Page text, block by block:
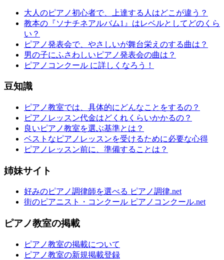
大人のピアノ初心者で、上達する人はどこが違う？
教本の『ソナチネアルバム1』はレベルとしてどのくら
い？
ピアノ発表会で、やさしいが舞台栄えのする曲は？
男の子にふさわしいピアノ発表会の曲は？
ピアノコンクール に詳しくなろう！
豆知識
ピアノ教室では、具体的にどんなことをするの？
ピアノレッスン代金はどくれくらいかかるの？
良いピアノ教室を選ぶ基準とは？
ベストなピアノレッスンを受けるために必要な心得
ピアノレッスン前に、準備することは？
姉妹サイト
好みのピアノ調律師を選べる ピアノ調律.net
街のピアニスト・コンクール ピアノコンクール.net
ピアノ教室の掲載
ピアノ教室の掲載について
ピアノ教室の新規掲載登録